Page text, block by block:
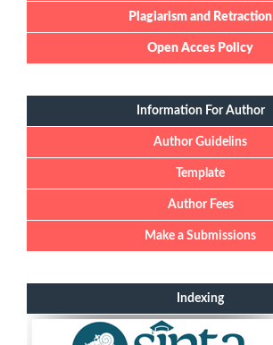
Plagiarism and Retraction
Open Acces Policy
Information For Author
Author Guidelins
Template
Author Fees
Make a Submissions
Indexing